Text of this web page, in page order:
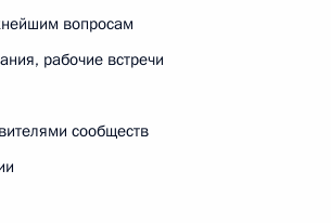
вопросам
рабочие встречи
сообществ